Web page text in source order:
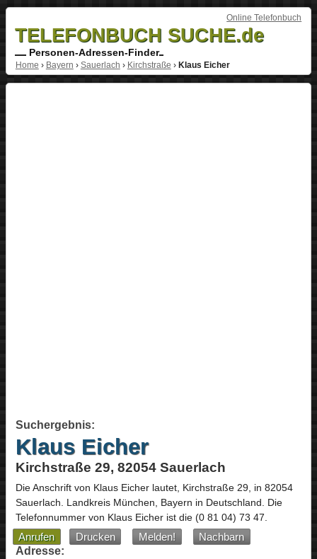
Online Telefonbuch
TELEFONBUCH SUCHE.de
Personen-Adressen-Finder
Home › Bayern › Sauerlach › Kirchstraße › Klaus Eicher
Suchergebnis:
Klaus Eicher
Kirchstraße 29, 82054 Sauerlach
Die Anschrift von Klaus Eicherlautet, Kirchstraße 29, in 82054
Sauerlach. Landkreis München, Bayern in Deutschland. Die
Telefonnummer von Klaus Eicher ist die (0 81 04) 73 47.
Anrufen Drucken Melden!
Nachbarn
Adresse: